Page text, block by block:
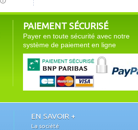
PAIEMENT SÉCURISÉ
Payer en toute sécurité avec notre
système de paiement en ligne
EN SAVOIR +
La société